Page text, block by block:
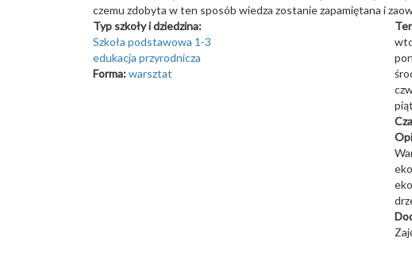
czemu zdobyta w ten sposób wiedza zostanie zapamiętana i
Typ szkoły i dziedzina:
Szkoła podstawowa 1-3
edukacja przyrodnicza
Forma:warsztat